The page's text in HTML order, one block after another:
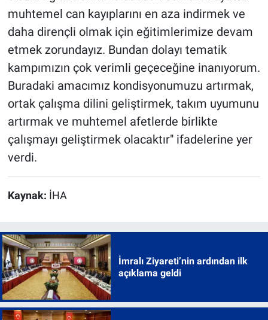
muhtemel can kayıplarını en aza indirmek ve
daha dirençli olmak için eğitimlerimize devam
etmek zorundayız. Bundan dolayı tematik
kampımızın çok verimli geçeceğine inanıyorum.
Buradaki amacımız kondisyonumuzu artırmak,
ortak çalışma dilini geliştirmek, takım uyumunu
artırmak ve muhtemel afetlerde birlikte
çalışmayı geliştirmek olacaktır" ifadelerine yer
verdi.
Kaynak: İHA
İmralı Ziyareti’nin ardından ilk
açıklama geldi